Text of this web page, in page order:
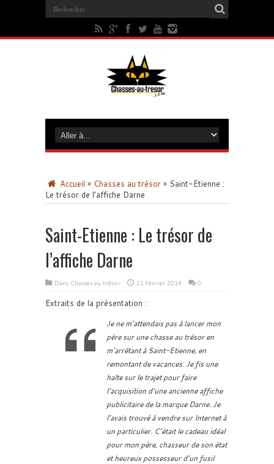
Accueil » Chasses au trésor » Saint-Etienne :
Le trésor de l’affiche Darne
Saint-Etienne : Le trésor de
l’affiche Darne
Dans Chasses au trésor 21 février 2014 0
Extraits de la présentation :
Je ne m’attendais pas à lancer mon
père sur une chasse au trésor en
m’arrêtant à Saint-Etienne, en
remontant de vacances. Je fis une
halte sur le trajet pour faire
l’acquisition d’une ancienne affiche
publicitaire de la marque Darne. Je
l’avais trouvé à vendre sur Internet à
un particulier. C’était le cadeau idéal
pour mon père, chasseur de son état
et heureux possesseur d’un fusil